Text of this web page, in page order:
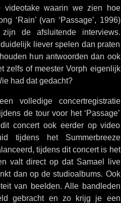
videotake waarin we zien hoe
‘Rain’ (van ‘Passage’, 1996)
de afsluitende interviews.
liever spelen dan praten
hun antwoorden dan ook
zelfs of meester Vorph eigenlijk
had dat gedacht?
volledige concertregistratie
de tour voor het ‘Passage’
concert ook eerder op video
tijdens het Summerbreeze
tijdens dit concert is het
valt direct op dat Samael live
dan op de studioalbums. Ook
van beelden. Alle bandleden
gebracht en zo krijg je een